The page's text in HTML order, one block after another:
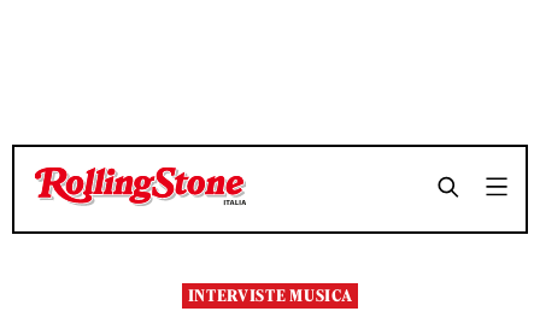
TEMPO DI LETTURA 5 MINUTI
TEMPO DI LETTURA 5 MINUTI
INTERVISTE MUSICA